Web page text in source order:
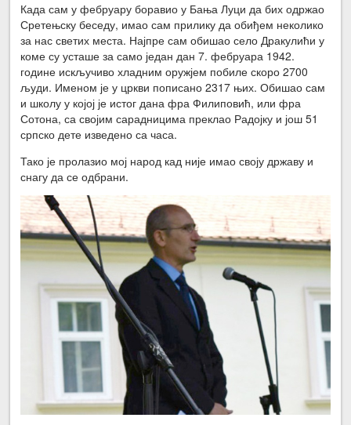
Када сам у фебруару боравио у Бања Луци да бих одржао
Сретењску беседу, имао сам прилику да обиђем неколико
за нас светих места. Најпре сам обишао село Дракулићи у
коме су усташе за само један дан 7. фебруара 1942.
године искључиво хладним оружјем побиле скоро 2700
људи. Именом је у цркви пописано 2317 њих. Обишао сам
и школу у којој је истог дана фра Филиповић, или фра
Сотона, са својим сарадницима преклао Радојку и још 51
српско дете изведено са часа.
Тако је пролазио мој народ кад није имао своју државу и
снагу да се одбрани.